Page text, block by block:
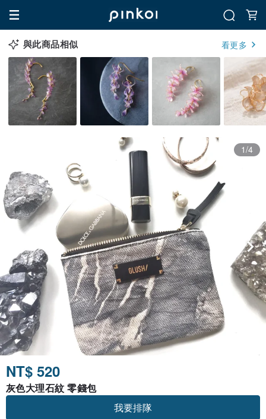
與此商品相似 看更多
1/4
NT$ 520
灰色大理石紋 零錢包
我要排隊